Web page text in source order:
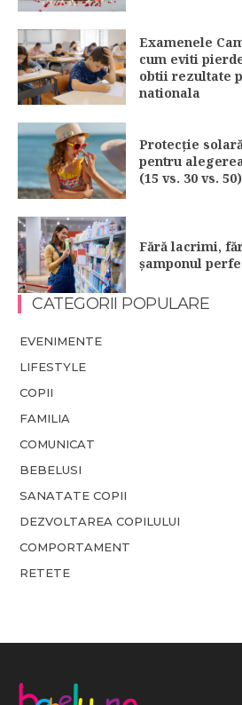
Examenele
cum eviti
obtii rezultate
nationala
Protecție
pentru
(15 vs. 30 vs. 50)
Fără lacrimi,
șamponul
CATEGORII POPULARE
EVENIMENTE
LIFESTYLE
COPII
FAMILIA
COMUNICAT
BEBELUSI
SANATATE COPII
DEZVOLTAREA COPILULUI
COMPORTAMENT
RETETE